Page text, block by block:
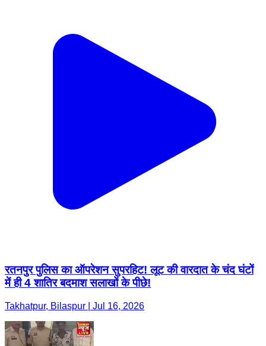
रतनपुर पुलिस का ऑपरेशन सुपरहिट! लूट की वारदात के चंद घंटों
में ही 4 शातिर बदमाश सलाखों के पीछे!
Takhatpur, Bilaspur | Jul 16, 2026